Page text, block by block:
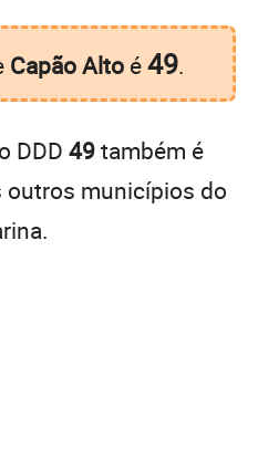
Capão Alto é49.
DDD 49também é
outros municípios do